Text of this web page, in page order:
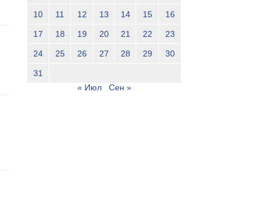
10 11 12 13 14 15 16
17 18 19 20 21 22 23
24 25 26 27 28 29 30
31
« Июл
Сен »